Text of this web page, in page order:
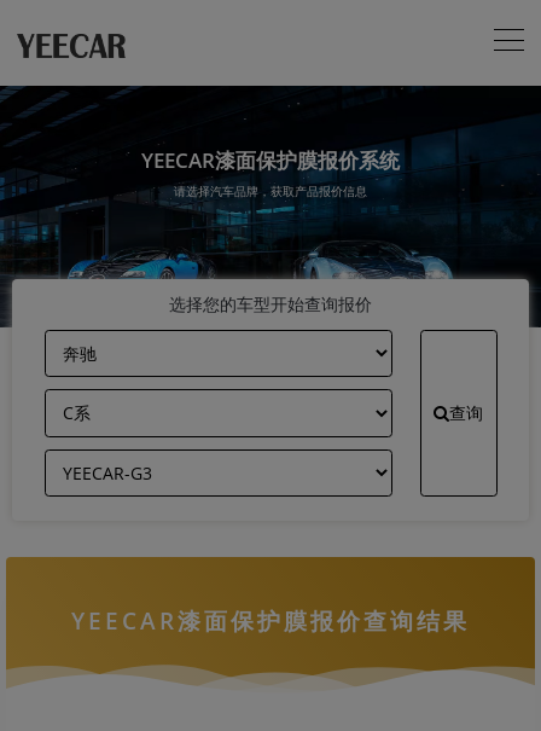
YEECAR漆面保护膜报价系统
请选择汽车品牌，获取产品报价信息
选择您的车型开始查询报价
查询
YEECAR漆面保护膜报价查询结果